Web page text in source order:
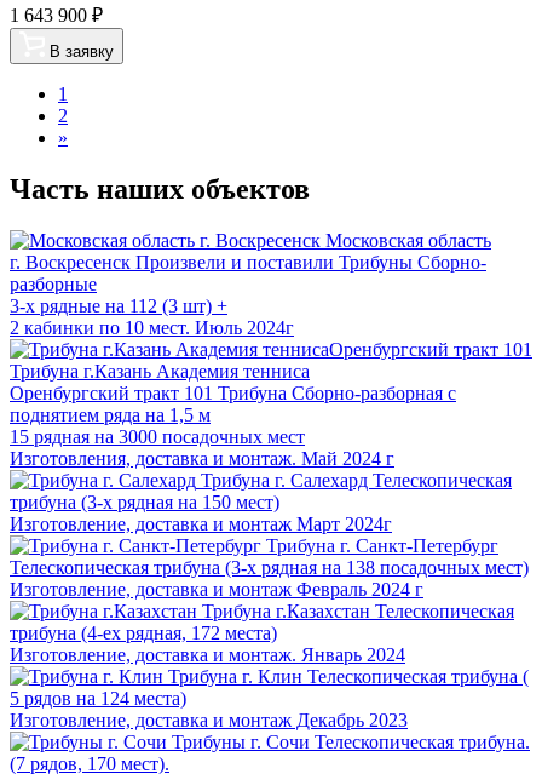
1 643 900 ₽
В заявку
1
2
»
Часть наших объектов
Московская область
г. Воскресенск Произвели и поставили Трибуны Сборно-
разборные
3-х рядные на 112 (3 шт) +
2 кабинки по 10 мест. Июль 2024г
Трибуна г.Казань Академия тенниса
Оренбургский тракт 101 Трибуна Сборно-разборная с
поднятием ряда на 1,5 м
15 рядная на 3000 посадочных мест
Изготовления, доставка и монтаж. Май 2024 г
Трибуна г. Салехард Телескопическая
трибуна (3-х рядная на 150 мест)
Изготовление, доставка и монтаж Март 2024г
Трибуна г. Санкт-Петербург
Телескопическая трибуна (3-х рядная на 138 посадочных мест)
Изготовление, доставка и монтаж Февраль 2024 г
Трибуна г.Казахстан Телескопическая
трибуна (4-ех рядная, 172 места)
Изготовление, доставка и монтаж. Январь 2024
Трибуна г. Клин Телескопическая трибуна (
5 рядов на 124 места)
Изготовление, доставка и монтаж Декабрь 2023
Трибуны г. Сочи Телескопическая трибуна.
(7 рядов, 170 мест).